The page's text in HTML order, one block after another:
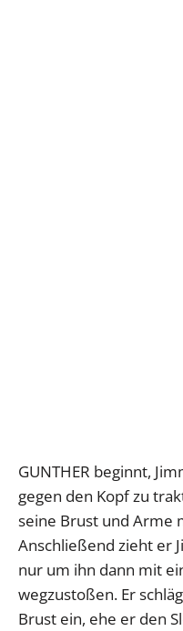
GUNTHER beginnt,
gegen den Kopf zu
seine Brust und Arme
Anschließend zieht er
nur um ihn dann mit
wegzustoßen. Er
Brust ein, ehe er den